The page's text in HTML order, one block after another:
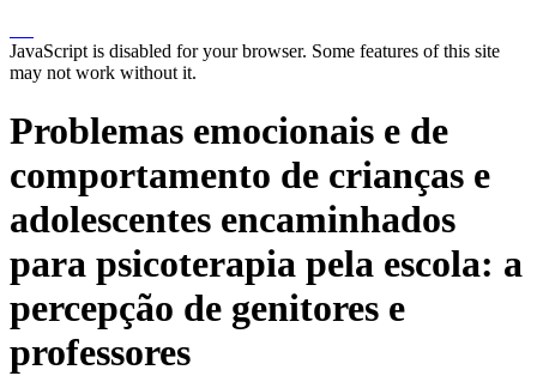
JavaScript is disabled for your browser. Some features of this site
may not work without it.
Problemas emocionais e de
comportamento de crianças e
adolescentes encaminhados
para psicoterapia pela escola: a
percepção de genitores e
professores